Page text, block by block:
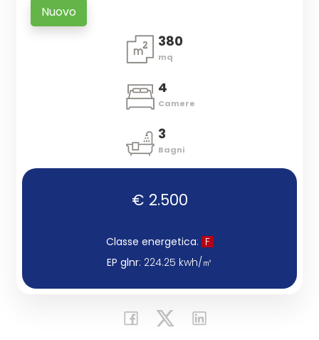
Nuovo
380
mq
4
Camere
3
Bagni
€ 2.500
Classe energetica: F
EP glnr: 224.25 kwh/㎥
Terreni